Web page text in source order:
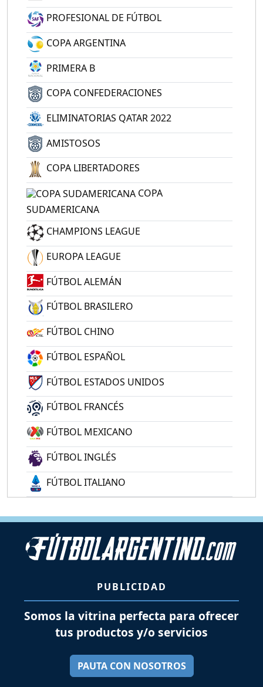
PROFESIONAL DE FÚTBOL
COPA ARGENTINA
PRIMERA B
COPA CONFEDERACIONES
ELIMINATORIAS QATAR 2022
AMISTOSOS
COPA LIBERTADORES
COPA
SUDAMERICANA
CHAMPIONS LEAGUE
EUROPA LEAGUE
FÚTBOL ALEMÁN
FÚTBOL BRASILERO
FÚTBOL CHINO
FÚTBOL ESPAÑOL
FÚTBOL ESTADOS UNIDOS
FÚTBOL FRANCÉS
FÚTBOL MEXICANO
FÚTBOL INGLÉS
FÚTBOL ITALIANO
PUBLICIDAD
Somos la vitrina perfecta para ofrecer
tus productos y/o servicios
PAUTA CON NOSOTROS